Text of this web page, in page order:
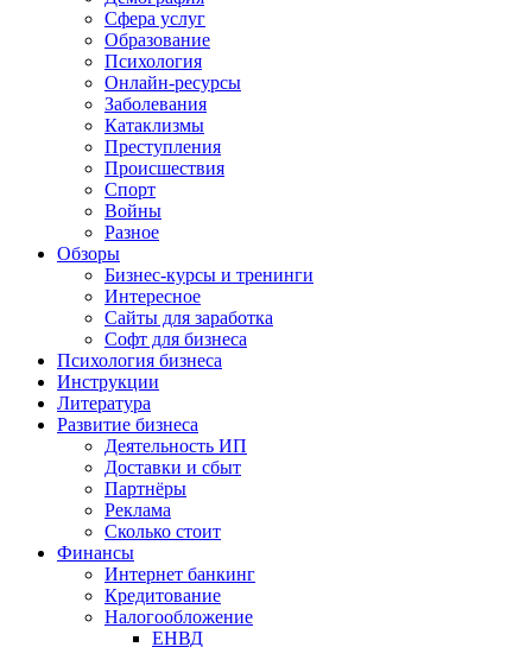
Сфера услуг
Образование
Психология
Онлайн-ресурсы
Заболевания
Катаклизмы
Преступления
Происшествия
Спорт
Войны
Разное
Обзоры
Бизнес-курсы и тренинги
Интересное
Сайты для заработка
Софт для бизнеса
Психология бизнеса
Инструкции
Литература
Развитие бизнеса
Деятельность ИП
Доставки и сбыт
Партнёры
Реклама
Сколько стоит
Финансы
Интернет банкинг
Кредитование
Налогообложение
ЕНВД